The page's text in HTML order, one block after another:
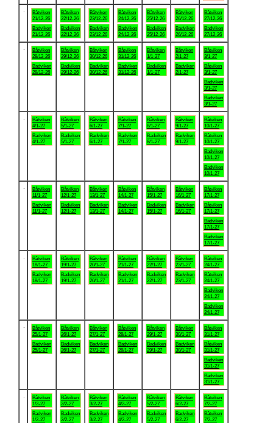
Båtviken
21/12-26
Badviken
21/12-26
Båtviken
22/12-26
Badviken
22/12-26
Båtviken
23/12-26
Badviken
23/12-26
Båtviken
24/12-26
Badviken
24/12-26
Båtviken
25/12-26
Badviken
25/12-26
Båtviken
26/12-26
Badviken
26/12-26
Båtviken
27/12-26
Badviken
27/12-26
Båtviken
28/12-26
Badviken
28/12-26
Båtviken
29/12-26
Badviken
29/12-26
Båtviken
30/12-26
Badviken
30/12-26
Båtviken
31/12-26
Badviken
31/12-26
Båtviken
1/1-27
Badviken
1/1-27
Båtviken
2/1-27
Badviken
2/1-27
Båtviken
3/1-27
Båtviken
3/1-27
Badviken
3/1-27
Badviken
3/1-27
Båtviken
4/1-27
Badviken
4/1-27
Båtviken
5/1-27
Badviken
5/1-27
Båtviken
6/1-27
Badviken
6/1-27
Båtviken
7/1-27
Badviken
7/1-27
Båtviken
8/1-27
Badviken
8/1-27
Båtviken
9/1-27
Badviken
9/1-27
Båtviken
10/1-27
Båtviken
10/1-27
Badviken
10/1-27
Badviken
10/1-27
Båtviken
11/1-27
Badviken
11/1-27
Båtviken
12/1-27
Badviken
12/1-27
Båtviken
13/1-27
Badviken
13/1-27
Båtviken
14/1-27
Badviken
14/1-27
Båtviken
15/1-27
Badviken
15/1-27
Båtviken
16/1-27
Badviken
16/1-27
Båtviken
17/1-27
Båtviken
17/1-27
Badviken
17/1-27
Badviken
17/1-27
Båtviken
18/1-27
Badviken
18/1-27
Båtviken
19/1-27
Badviken
19/1-27
Båtviken
20/1-27
Badviken
20/1-27
Båtviken
21/1-27
Badviken
21/1-27
Båtviken
22/1-27
Badviken
22/1-27
Båtviken
23/1-27
Badviken
23/1-27
Båtviken
24/1-27
Båtviken
24/1-27
Badviken
24/1-27
Badviken
24/1-27
Båtviken
25/1-27
Badviken
25/1-27
Båtviken
26/1-27
Badviken
26/1-27
Båtviken
27/1-27
Badviken
27/1-27
Båtviken
28/1-27
Badviken
28/1-27
Båtviken
29/1-27
Badviken
29/1-27
Båtviken
30/1-27
Badviken
30/1-27
Båtviken
31/1-27
Båtviken
31/1-27
Badviken
31/1-27
Badviken
31/1-27
Båtviken
1/2-27
Badviken
1/2-27
Båtviken
2/2-27
Badviken
2/2-27
Båtviken
3/2-27
Badviken
3/2-27
Båtviken
4/2-27
Badviken
4/2-27
Båtviken
5/2-27
Badviken
5/2-27
Båtviken
6/2-27
Badviken
6/2-27
Båtviken
7/2-27
Båtviken
7/2-27